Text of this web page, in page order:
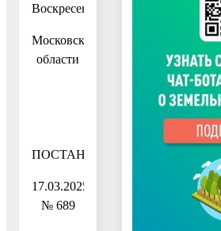
Воскресенск
Московской
области
ПОСТАНОВЛЕНИЕ
17.03.2025
№ 689